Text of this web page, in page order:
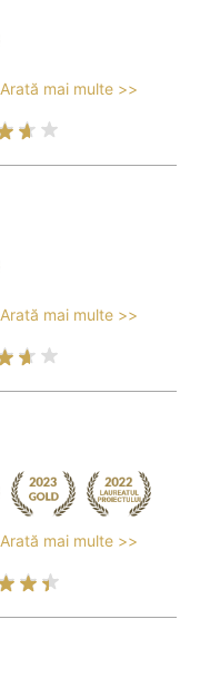
Arată mai multe >>
Arată mai multe >>
Arată mai multe >>